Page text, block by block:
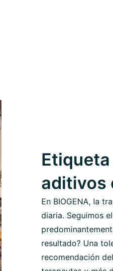
aditivos
En BIOGENA, la
diaria. Seguimos
resultado? Una
recomendación